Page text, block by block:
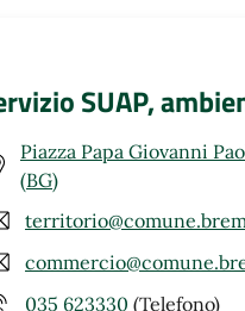
SUAP,
Piazza Papa Giovanni
(BG)
035 623330 (Telefono)